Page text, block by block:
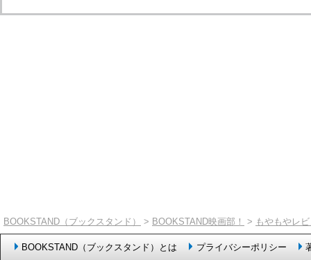
BOOKSTAND（ブックスタンド） > BOOKSTAND映画部！ > もやもやレ
BOOKSTAND（ブックスタンド）とは プライバシーポリシー